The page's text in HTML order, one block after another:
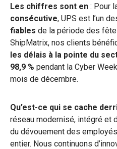
Les chiffres sont en : Pour
consécutive, UPS est l’un
fiables de la période des
ShipMatrix, nos clients
les délais à la pointe du
98,9 % pendant la Cyber
mois de décembre.
Qu’est-ce qui se cache
réseau modernisé, intégré et
du dévouement des
entier. Nous continuons